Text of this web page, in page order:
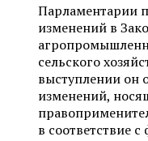
Парламентарии
изменений в
сельского
выступлении он
изменений,
в соответствие